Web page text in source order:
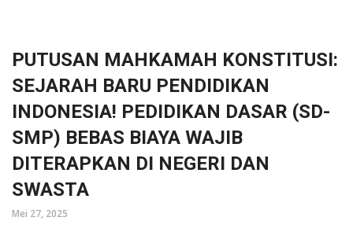
PUTUSAN MAHKAMAH KONSTITUSI:
SEJARAH BARU PENDIDIKAN
INDONESIA! PEDIDIKAN DASAR (SD-
SMP) BEBAS BIAYA WAJIB
DITERAPKAN DI NEGERI DAN
SWASTA
Mei 27, 2025